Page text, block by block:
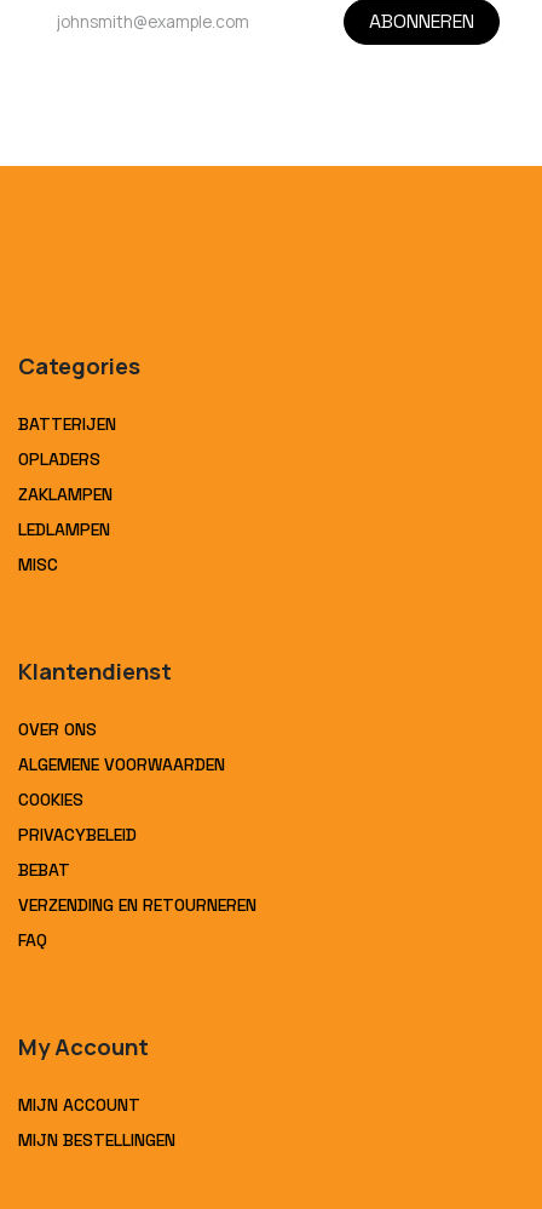
ABONNEREN
Categories
BATTERIJEN
OPLADERS
ZAKLAMPEN
LEDLAMPEN
MISC
Klantendienst
OVER ONS
ALGEMENE VOORWAARDEN
COOKIES
PRIVACYBELEID
BEBAT
VERZENDING EN RETOURNEREN
FAQ
My Account
MIJN ACCOUNT
MIJN BESTELLINGEN